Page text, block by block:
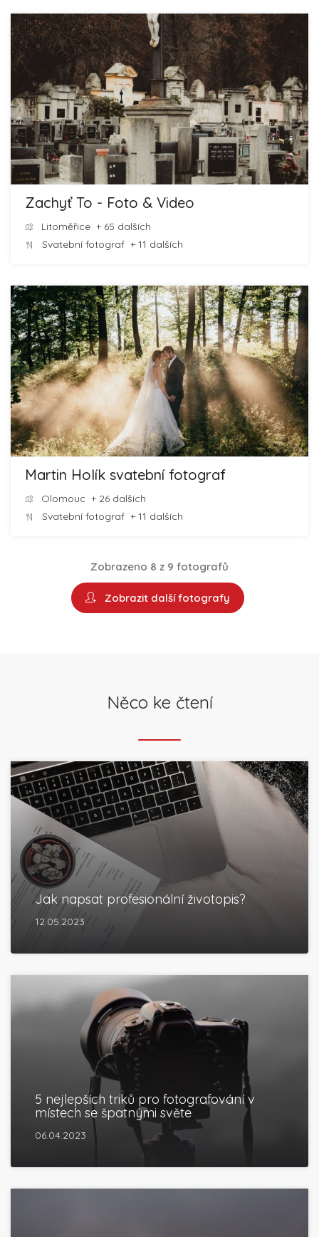
Zachyť To - Foto & Video
Litoměřice + 65 dalších
Svatební fotograf + 11 dalších
Martin Holík svatební fotograf
Olomouc + 26 dalších
Svatební fotograf + 11 dalších
Zobrazeno 8 z 9 fotografů
Zobrazit další fotografy
Něco ke čtení
Jak napsat profesionální životopis?
12.05.2023
5 nejlepších triků pro fotografování v
místech se špatnými světe
06.04.2023